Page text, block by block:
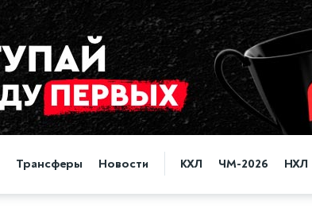
Трансферы Новости КХЛ ЧМ-2026 НХЛ